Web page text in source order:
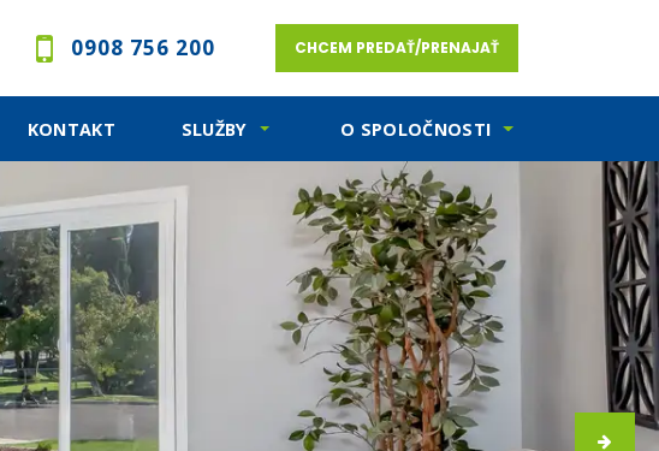
CHCEM PREDAŤ/PRENAJAŤ
0908 756 200
KONTAKT SLUŽBY O SPOLOČNOSTI